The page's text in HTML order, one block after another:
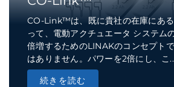
CO-Link™は、既に貴社の在庫にあ
って、電動アクチュエータ システム
倍増するためのLINAKのコンセプト
はありません。パワーを2倍にし、こ
続きを読む